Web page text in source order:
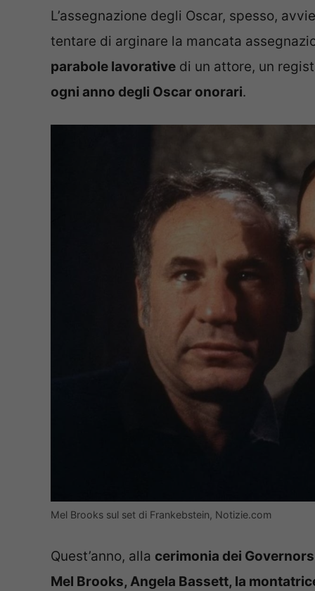
L’assegnazione degli Oscar, spesso,
tentare di arginare la mancata
parabole lavorative di un attore, un
ogni anno degli Oscar onorari.
Mel Brooks sul set di Frankebstein, Notizie.com
Quest’anno, alla cerimonia dei
Mel Brooks, Angela Bassett, la